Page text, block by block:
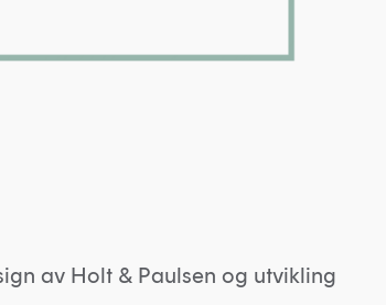
av Holt & Paulsen og utvikling